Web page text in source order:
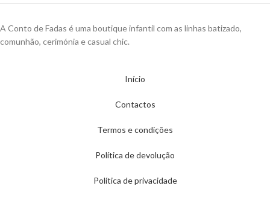
A Conto de Fadas é uma boutique infantil com as linhas batizado,
comunhão, cerimónia e casual chic.
Início
Contactos
Termos e condições
Política de devolução
Política de privacidade